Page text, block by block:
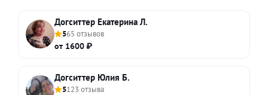
Догситтер Екатерина Л.
565 отзывов
от 1600 ₽
Догситтер Юлия Б.
5123 отзыва